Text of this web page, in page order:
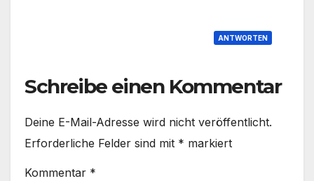
ANTWORTEN
Schreibe einen Kommentar
Deine E-Mail-Adresse wird nicht veröffentlicht.
Erforderliche Felder sind mit * markiert
Kommentar *